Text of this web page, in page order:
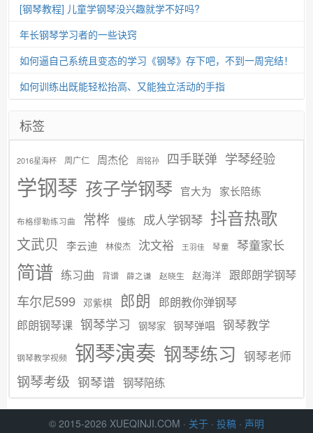
[钢琴教程] 儿童学钢琴没兴趣就学不好吗?
年长钢琴学习者的一些诀窍
如何逼自己系统且变态的学习《钢琴》存下吧，不到一周完结！
如何训练出既能轻松抬高、又能独立活动的手指
标签
2016星海杯 周广仁 周杰伦 周铭孙 四手联弹 学琴经验
学钢琴 孩子学钢琴 官大为 家长陪练
布格缪勒练习曲 常桦 慢练 成人学钢琴 抖音热歌
文武贝 李云迪 林俊杰 沈文裕 王羽佳 琴童 琴童家长
简谱 练习曲 背谱 薛之谦 赵晓生 赵海洋 跟郎朗学钢琴
车尔尼599 邓紫棋 郎朗 郎朗教你弹钢琴
郎朗钢琴课 钢琴学习 钢琴家 钢琴弹唱 钢琴教学
钢琴教学视频 钢琴演奏 钢琴练习 钢琴老师
钢琴考级 钢琴谱 钢琴陪练
© 2015-2026 XUEQINJI.COM · 关于 · 投稿 · 声明